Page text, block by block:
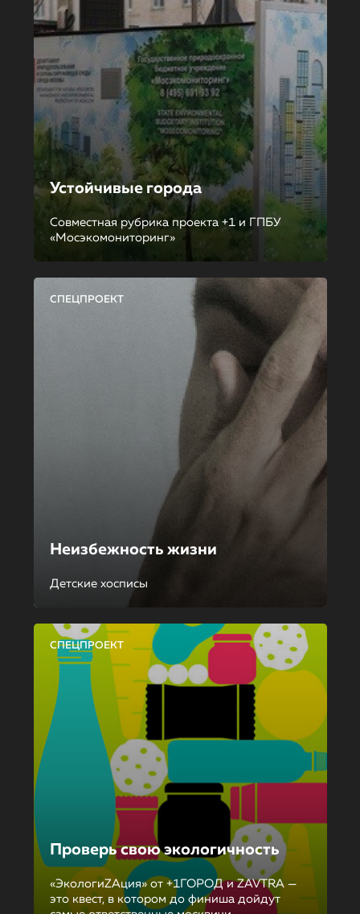
Устойчивые города
Совместная рубрика проекта +1 и ГПБУ
«Мосэкомониторинг»
СПЕЦПРОЕКТ
Неизбежность жизни
Детские хосписы
СПЕЦПРОЕКТ
Проверь свою экологичность
«ЭкологиZAция» от +1ГОРОД и ZAVTRA —
это квест, в котором до финиша дойдут